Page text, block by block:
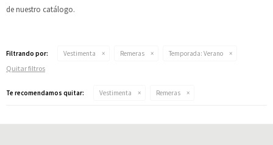
de nuestro catálogo.
Filtrando por: Vestimenta Remeras Temporada: Verano
Quitar filtros
Te recomendamos quitar: Vestimenta Remeras